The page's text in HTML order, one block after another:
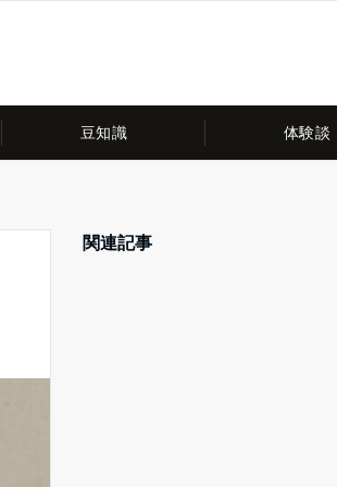
豆知識 体験談
関連記事